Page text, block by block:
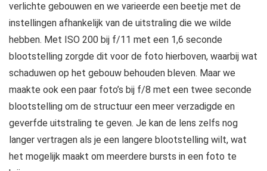
verlichte gebouwen en we varieerde een beetje met de
instellingen afhankelijk van de uitstraling die we wilde
hebben. Met ISO 200 bij f/11 met een 1,6 seconde
blootstelling zorgde dit voor de foto hierboven, waarbij wat
schaduwen op het gebouw behouden bleven. Maar we
maakte ook een paar foto’s bij f/8 met een twee seconde
blootstelling om de structuur een meer verzadigde en
geverfde uitstraling te geven. Je kan de lens zelfs nog
langer vertragen als je een langere blootstelling wilt, wat
het mogelijk maakt om meerdere bursts in een foto te